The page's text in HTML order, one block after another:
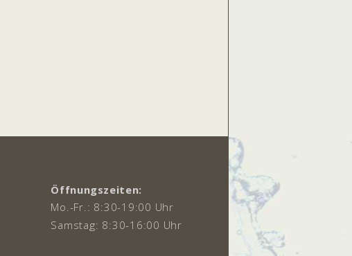
Öffnungszeiten:
Mo.-Fr.: 8:30-19:00 Uhr
Samstag: 8:30-16:00 Uhr